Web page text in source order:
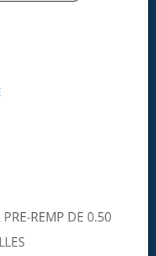
REMP DE 0.50